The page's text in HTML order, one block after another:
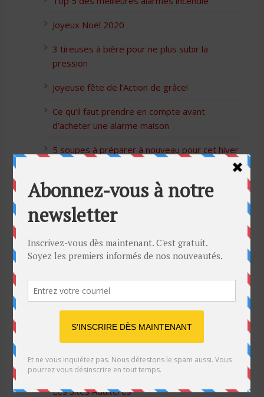
Joyeux Noël 2020
3 tireuses à bière pour ne plus subir la
pression
Joyeuse fête de l’Action de grâce!
Ce qu’il faut prendre en compte avant
d’acheter une alarme maison
5 soupes à préparer à nouveau pour cet hiver
5 idées cadeaux Moulinex pour votre mère
pour l’Action de Grâce
Blague de café: Une femme infidèle trompe
son mari
Listes des Sites de Rencontre
Les Sites Libertins
Les Apps pour les Couples Échangistes
Les Sites Adultères